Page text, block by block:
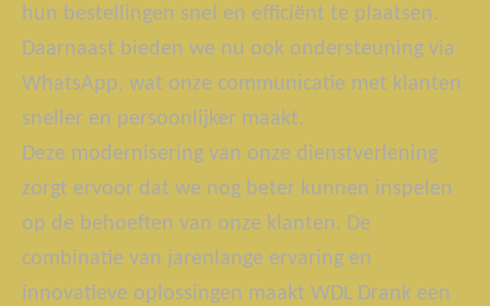
hun bestellingen snel en efficiënt te plaatsen.
Daarnaast bieden we nu ook ondersteuning via
WhatsApp, wat onze communicatie met klanten
sneller en persoonlijker maakt.
Deze modernisering van onze dienstverlening
zorgt ervoor dat we nog beter kunnen inspelen
op de behoeften van onze klanten. De
combinatie van jarenlange ervaring en
innovatieve oplossingen maakt WDL Drank een